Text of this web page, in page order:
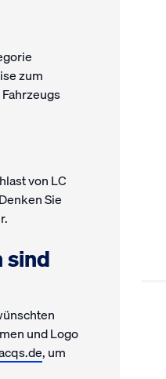
zum
von LC
Sie
sind
und Logo
, um